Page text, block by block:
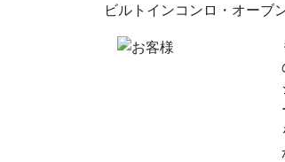
ビルトインコンロ・オーブ